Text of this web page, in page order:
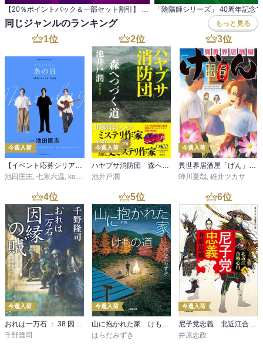
「陰陽師シリーズ」 40周年記念
同じジャンルのランキング もっと見る
1位
今週入荷
【イベント応募シリアルコード付】池田匡志出演・オーディオフォトブック「あの日」SPECIAL EDITION（音声／動画付）
池田匡志, 七寒六温, konoko58 ,村崎キコ
2位
今週入荷
ハヤブサ消防団 森へつづく道
池井戸潤
3位
今週入荷
異世界居酒屋「げん」三杯目
蝉川夏哉, 碓井ツカサ
4位
今週入荷
千野隆司
5位
今週入荷
はらだみずき
6位
今週入荷
井原忠政